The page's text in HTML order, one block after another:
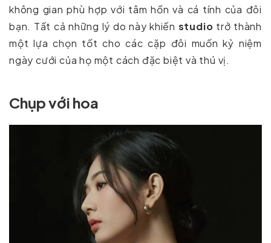
không gian phù hợp với tâm hồn và cá tính của đôi
bạn. Tất cả những lý do này khiến studio trở thành
một lựa chọn tốt cho các cặp đôi muốn kỷ niệm
ngày cưới của họ một cách đặc biệt và thú vị.
Chụp với hoa